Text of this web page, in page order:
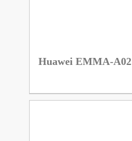
Huawei EMMA-A02